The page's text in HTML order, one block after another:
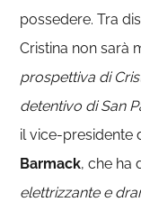
possedere. Tra
Cristina non sarà
prospettiva di
detentivo di San
il vice-presidente
Barmack, che ha
elettrizzante e